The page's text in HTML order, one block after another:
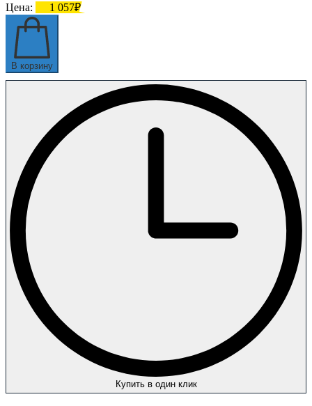
Цена:
1 057₽
В корзину
Купить в один клик